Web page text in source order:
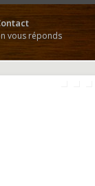
vous réponds